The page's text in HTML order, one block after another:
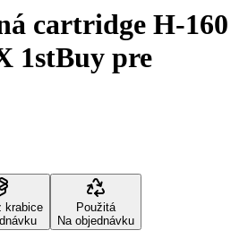
cartridge H-160
1stBuy pre
krabice
Použitá
Na objednávku